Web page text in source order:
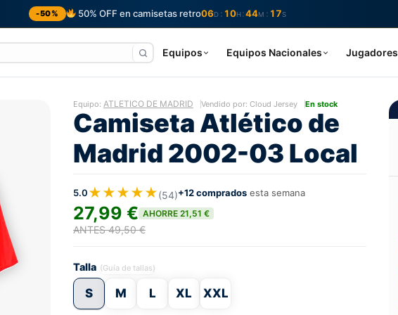
-50% 50% OFF en camisetas retro06D : 10H :44M : 16S
Equipos Equipos Nacionales Jugadores
Equipo: ATLETICO DE MADRID Vendido por: Cloud Jersey En stock
Camiseta Atlético de
Madrid 2002-03 Local
5.0★★★★★(54)+12 comprados esta semana
27,99 € AHORRE 21,51 €
ANTES 49,50 €
Talla (Guía de tallas)
S M L XL XXL